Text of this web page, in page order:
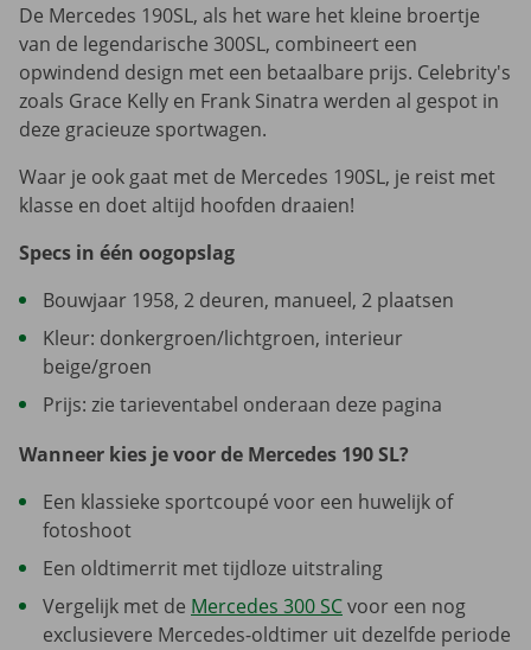
De Mercedes 190SL, als het ware het kleine broertje
van de legendarische 300SL, combineert een
opwindend design met een betaalbare prijs. Celebrity's
zoals Grace Kelly en Frank Sinatra werden al gespot in
deze gracieuze sportwagen.
Waar je ook gaat met de Mercedes 190SL, je reist met
klasse en doet altijd hoofden draaien!
Specs in één oogopslag
Bouwjaar 1958, 2 deuren, manueel, 2 plaatsen
Kleur: donkergroen/lichtgroen, interieur
beige/groen
Prijs: zie tarieventabel onderaan deze pagina
Wanneer kies je voor de Mercedes 190 SL?
Een klassieke sportcoupé voor een huwelijk of
fotoshoot
Een oldtimerrit met tijdloze uitstraling
Vergelijk met de Mercedes 300 SCvoor een nog
exclusievere Mercedes-oldtimer uit dezelfde periode